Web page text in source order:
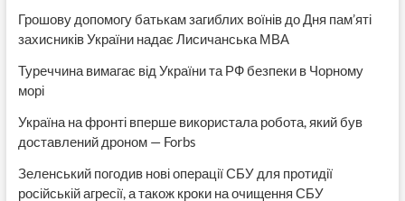
Грошову допомогу батькам загиблих воїнів до Дня пам’яті
захисників України надає Лисичанська МВА
Туреччина вимагає від України та РФ безпеки в Чорному
морі
Україна на фронті вперше використала робота, який був
доставлений дроном — Forbs
Зеленський погодив нові операції СБУ для протидії
російській агресії, а також кроки на очищення СБУ